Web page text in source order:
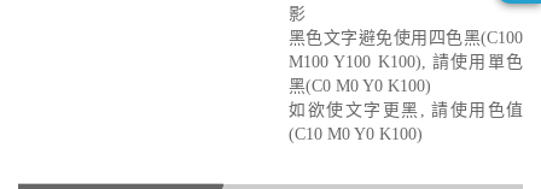
影
黑色文字避免使用四色黑(C100
M100 Y100 K100), 請使用單色
黑(C0 M0 Y0 K100)
如欲使文字更黑, 請使用色值
(C10 M0 Y0 K100)